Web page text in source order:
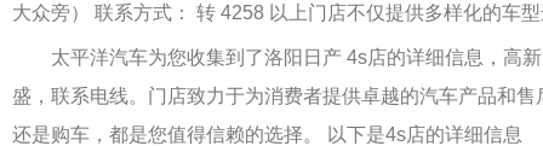
大众旁） 联系方式： 转 4258 以上门店不仅提供多样化的车
太平洋汽车为您收集到了洛阳日产 4s店的详细信息，高新
盛，联系电线。门店致力于为消费者提供卓越的汽车产品和
还是购车，都是您值得信赖的选择。 以下是4s店的详细信息